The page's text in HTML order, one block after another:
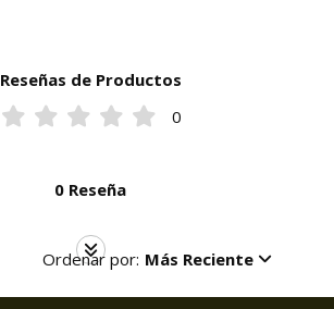
Reseñas de Productos
0
0 Reseña
Ordenar por: Más Reciente